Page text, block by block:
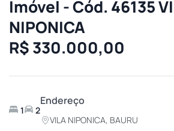
Imóvel - Cód. 46135
NIPONICA
R$ 330.000,00
1 2
Endereço
VILA NIPONICA, BAURU